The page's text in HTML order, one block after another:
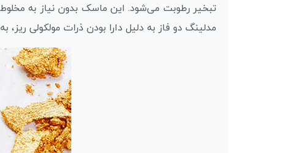
تبخیر رطوبت می‌شود. این ماسک بدون نیاز به
مدلینگ دو فاز به دلیل دارا بودن ذرات مولکولی